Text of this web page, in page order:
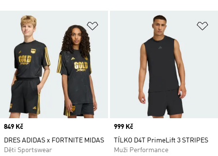
Přidat do seznamu přání
Price
849 Kč
DRES ADIDAS x FORTNITE MIDAS
Děti Sportswear
Price
999 Kč
TÍLKO D4T PrimeLift 3 STRIPES
Muži Performance